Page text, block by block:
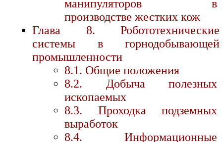
манипуляторов в
производстве жестких кож
Глава 8. Робототехнические
системы в горнодобывающей
промышленности
8.1. Общие положения
8.2. Добыча полезных
ископаемых
8.3. Проходка подземных
выработок
8.4. Информационные